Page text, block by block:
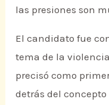
las presiones son
El candidato fue
tema de la
precisó como
detrás del